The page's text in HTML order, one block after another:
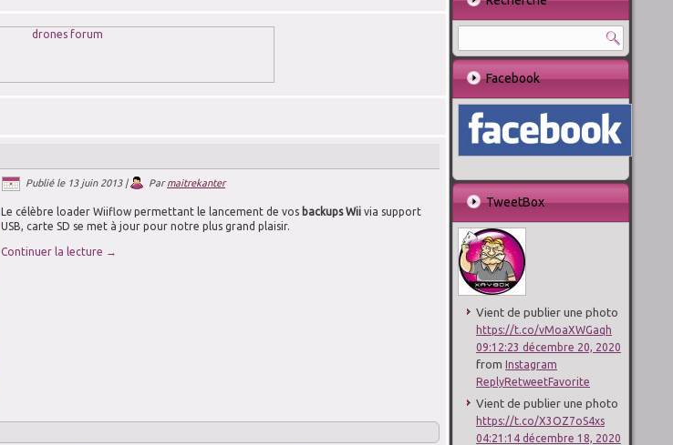
Publié le 13 juin 2013| Par maitrekanter
Le célèbre loader Wiiflow permettant le lancement de vos backups Wii via support
USB, carte SD se met à jour pour notre plus grand plaisir.
Continuer la lecture →
Facebook
TweetBox
Vient de publier une photo
https://t.co/vMoaXWGaqh
09:12:23 décembre 20, 2020
from Instagram
ReplyRetweetFavorite
Vient de publier une photo
https://t.co/X3OZ7oS4xs
04:21:14 décembre 18, 2020